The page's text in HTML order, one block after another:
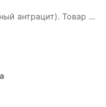
антрацит). Товар ...